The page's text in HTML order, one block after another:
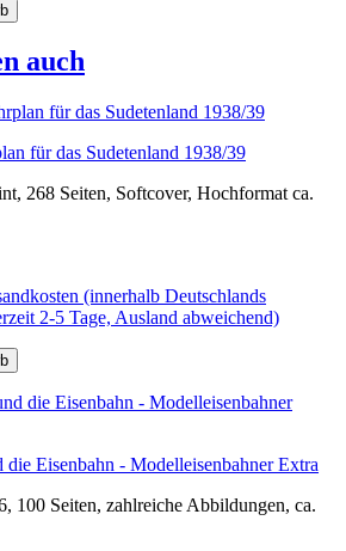
auch
für das Sudetenland 1938/39
268 Seiten, Softcover, Hochformat ca.
(innerhalb Deutschlands
2-5 Tage, Ausland abweichend)
Eisenbahn - Modelleisenbahner Extra
100 Seiten, zahlreiche Abbildungen, ca.